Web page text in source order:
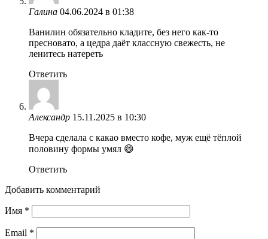
Галина 04.06.2024 в 01:38
Ванилин обязательно кладите, без него как-то
пресновато, а цедра даёт классную свежесть, не
ленитесь натереть
Ответить
Александр 15.11.2025 в 10:30
Вчера сделала с какао вместо кофе, муж ещё тёплой
половину формы умял 😄
Ответить
Добавить комментарий
Имя *
Email *